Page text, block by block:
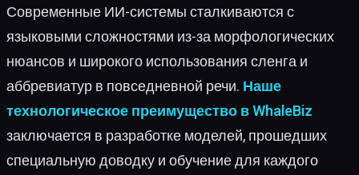
Современные ИИ-системы сталкиваются с
языковыми сложностями из-за морфологических
нюансов и широкого использования сленга и
аббревиатур в повседневной речи. Наше
технологическое преимущество в WhaleBiz
заключается в разработке моделей, прошедших
специальную доводку и обучение для каждого